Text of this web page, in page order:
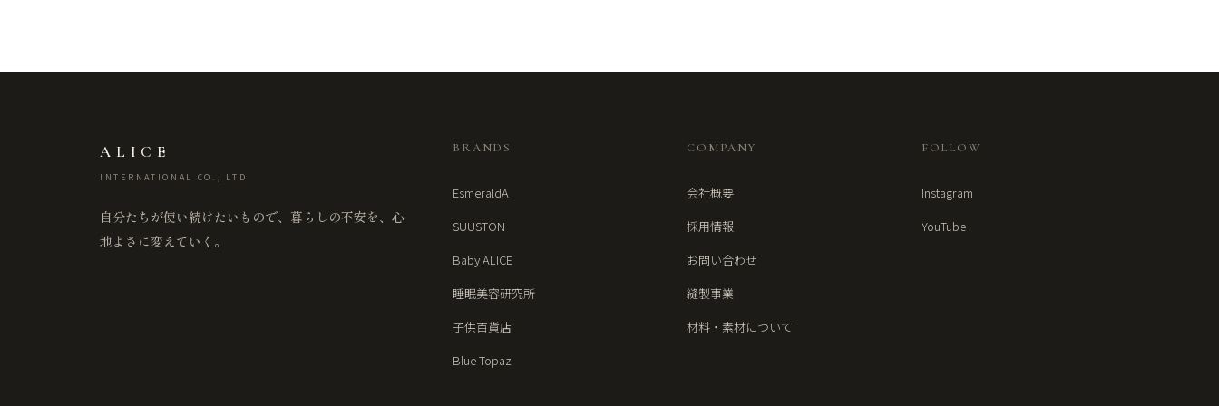
ALICE
INTERNATIONAL CO., LTD
自分たちが使い続けたいもので、暮らしの不安を、心
地よさに変えていく。
BRANDS
EsmeraldA
SUUSTON
Baby ALICE
睡眠美容研究所
子供百貨店
Blue Topaz
COMPANY
会社概要
採用情報
お問い合わせ
縫製事業
材料・素材について
FOLLOW
Instagram
YouTube